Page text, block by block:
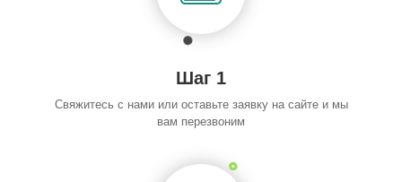
Шаг 1
Свяжитесь с нами или оставьте заявку на сайте и мы
вам перезвоним